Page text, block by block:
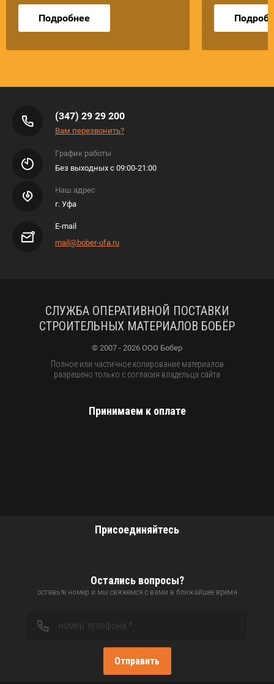
Подробнее
(347) 29 29 200
Вам перезвонить?
График работы
Без выходных с 09:00-21:00
Наш адрес
г. Уфа
E-mail
mail@bober-ufa.ru
СЛУЖБА ОПЕРАТИВНОЙ ПОСТАВКИ
СТРОИТЕЛЬНЫХ МАТЕРИАЛОВ БОБЁР
© 2007 - 2026 ООО Бобер
Полное или частичное копирование материалов
разрешено только с согласия владельца сайта
Принимаем к оплате
Присоединяйтесь
Остались вопросы?
оставьте номер и мы свяжемся с вами в ближайшее время
Отправить